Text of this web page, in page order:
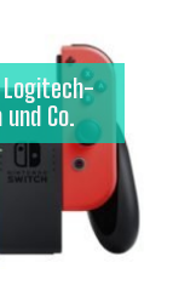
und Co.